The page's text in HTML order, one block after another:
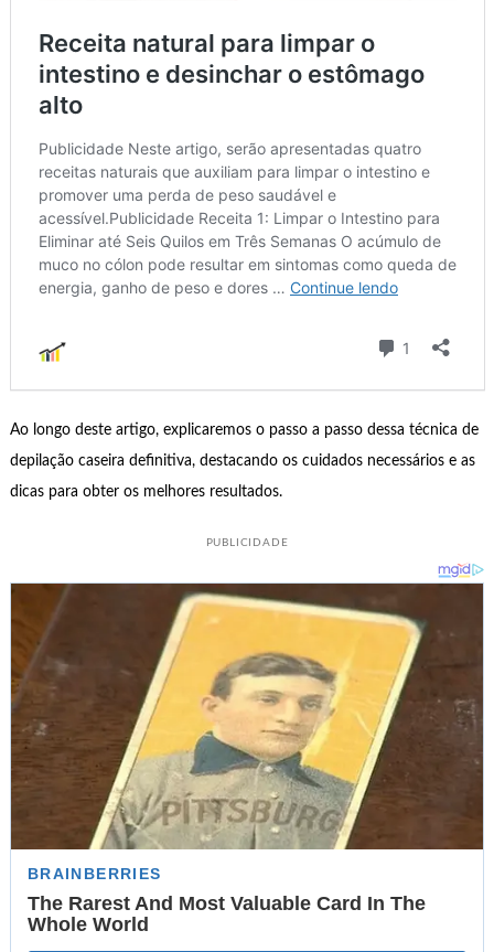
Ao longo deste artigo, explicaremos o passo a passo dessa técnica de
depilação caseira definitiva, destacando os cuidados necessários e as
dicas para obter os melhores resultados.
PUBLICIDADE